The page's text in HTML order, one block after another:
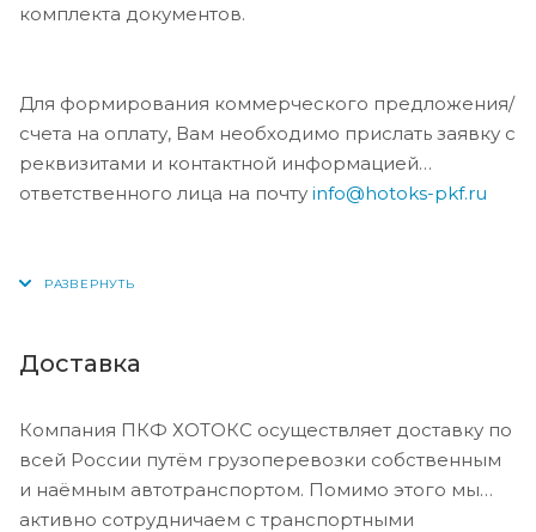
комплекта документов.
Для формирования коммерческого предложения/
счета на оплату, Вам необходимо прислать заявку с
реквизитами и контактной информацией
ответственного лица на почту info@hotoks-pkf.ru
Доставка
Компания ПКФ ХОТОКС осуществляет доставку по
всей России путём грузоперевозки собственным
и наёмным автотранспортом. Помимо этого мы
активно сотрудничаем с транспортными